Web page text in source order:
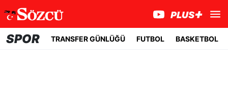
SPOR TRANSFER GÜNLÜĞÜ FUTBOL BASKETBOL